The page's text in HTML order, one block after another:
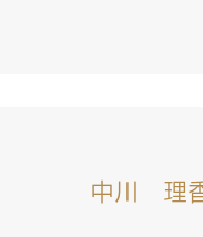
中川 理